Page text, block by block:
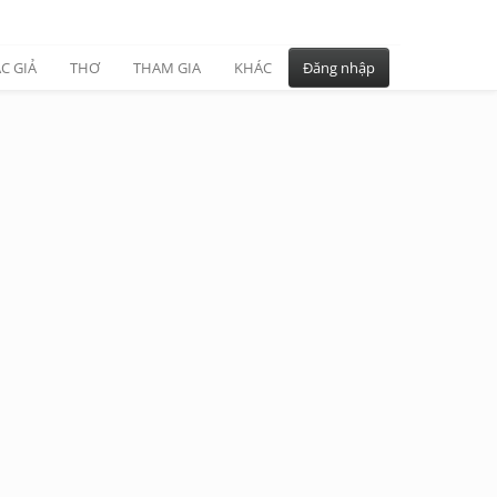
GIẢ THƠ THAM GIA KHÁC Đăng nhập